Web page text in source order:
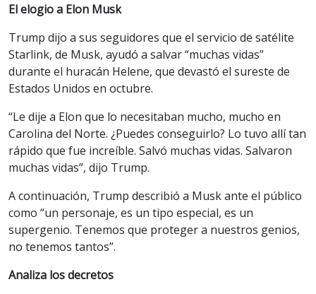
El elogio a Elon Musk
Trump dijo a sus seguidores que el servicio de satélite
Starlink, de Musk, ayudó a salvar “muchas vidas”
durante el huracán Helene, que devastó el sureste de
Estados Unidos en octubre.
“Le dije a Elon que lo necesitaban mucho, mucho en
Carolina del Norte. ¿Puedes conseguirlo? Lo tuvo allí tan
rápido que fue increíble. Salvó muchas vidas. Salvaron
muchas vidas”, dijo Trump.
A continuación, Trump describió a Musk ante el público
como “un personaje, es un tipo especial, es un
supergenio. Tenemos que proteger a nuestros genios,
no tenemos tantos”.
Analiza los decretos